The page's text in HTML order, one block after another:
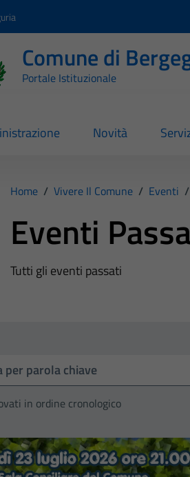
Comune di
Portale Istituzionale
Novità
Home / Vivere Il Comune / Eventi /
Eventi
Tutti gli eventi passati
in ordine cronologico